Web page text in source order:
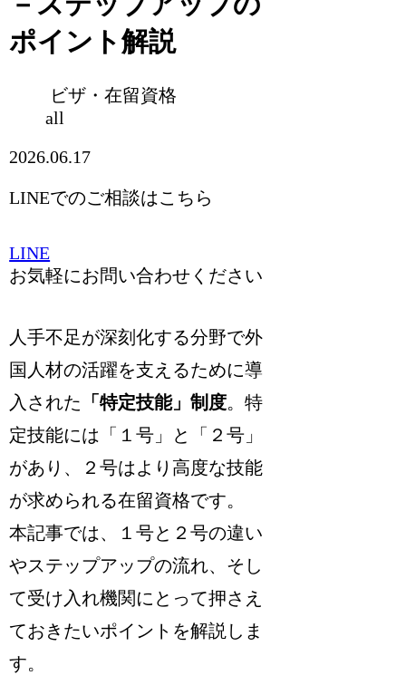
ポイント解説
ビザ・在留資格
all
2026.06.17
LINEでのご相談はこちら
LINE
お気軽にお問い合わせください
人手不足が深刻化する分野で外
国人材の活躍を支えるために導
入された 「特定技能」制度。特
定技能には「１号」と「２号」
があり、２号はより高度な技能
が求められる在留資格です。
本記事では、１号と２号の違い
やステップアップの流れ、そし
て受け入れ機関にとって押さえ
ておきたいポイントを解説しま
す。